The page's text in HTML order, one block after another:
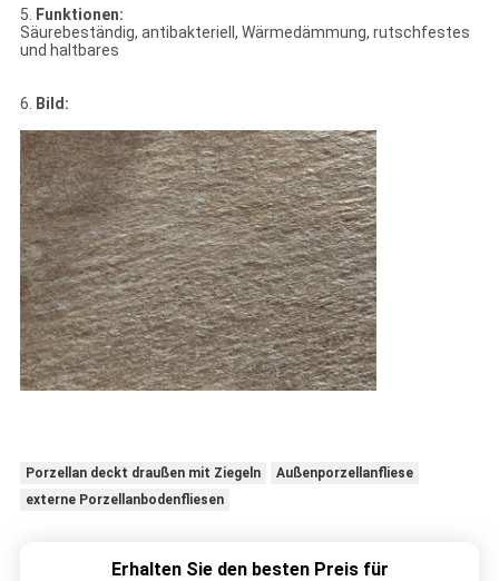
5. Funktionen:
Säurebeständig, antibakteriell, Wärmedämmung, rutschfestes
und haltbares
6. Bild:
Porzellan deckt draußen mit Ziegeln
Außenporzellanfliese
externe Porzellanbodenfliesen
Erhalten Sie den besten Preis für